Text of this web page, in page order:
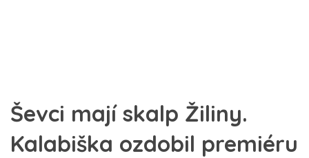
Ševci mají skalp Žiliny.
Kalabiška ozdobil premiéru